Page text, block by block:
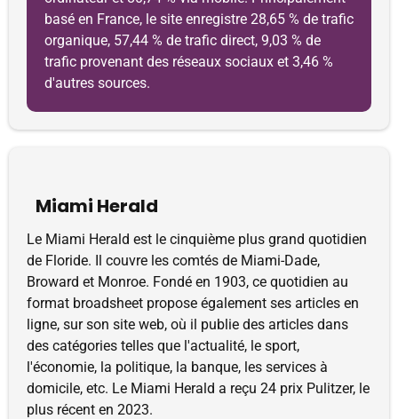
basé en France, le site enregistre 28,65 % de trafic
organique, 57,44 % de trafic direct, 9,03 % de
trafic provenant des réseaux sociaux et 3,46 %
d'autres sources.
Miami Herald
Le Miami Herald est le cinquième plus grand quotidien
de Floride. Il couvre les comtés de Miami-Dade,
Broward et Monroe. Fondé en 1903, ce quotidien au
format broadsheet propose également ses articles en
ligne, sur son site web, où il publie des articles dans
des catégories telles que l'actualité, le sport,
l'économie, la politique, la banque, les services à
domicile, etc. Le Miami Herald a reçu 24 prix Pulitzer, le
plus récent en 2023.